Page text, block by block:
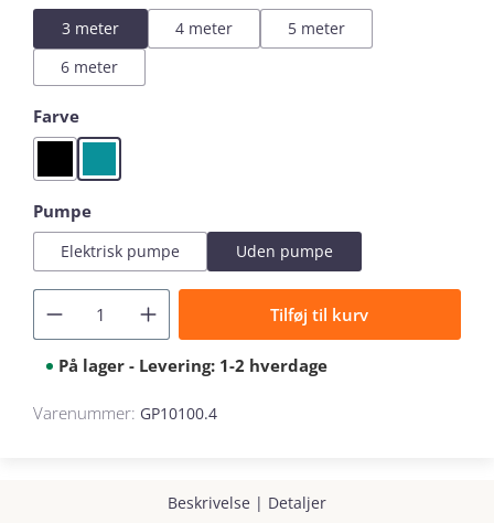
3 meter 4 meter
5 meter
6 meter
Vælg
Farve
Black Mint
Vælg
Pumpe
Elektrisk pumpe Uden pumpe
Tilføj til kurv
På lager - Levering: 1-2 hverdage
Varenummer: GP10100.4
Beskrivelse | Detaljer